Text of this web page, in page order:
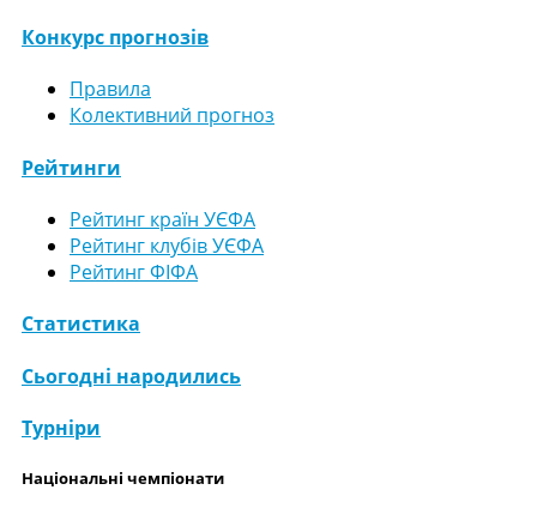
Конкурс прогнозів
Правила
Колективний прогноз
Рейтинги
Рейтинг країн УЄФА
Рейтинг клубів УЄФА
Рейтинг ФІФА
Статистика
Сьогодні народились
Турніри
Національні чемпіонати